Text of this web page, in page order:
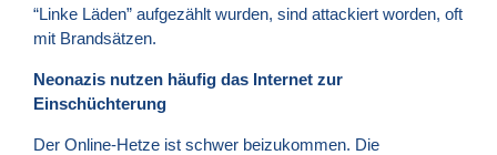
“Linke Läden” aufgezählt wurden, sind attackiert worden, oft
mit Brandsätzen.
Neonazis nutzen häufig das Internet zur
Einschüchterung
Der Online-Hetze ist schwer beizukommen. Die